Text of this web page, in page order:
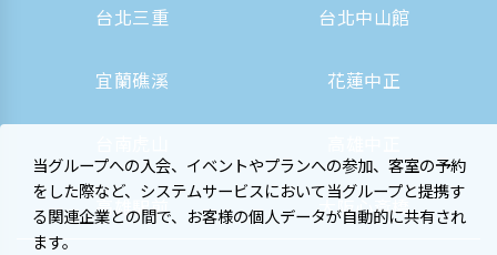
台北三重 台北中山館
宜蘭礁溪 花蓮中正
高雄駅前 大阪心斎橋
当グループへの入会、イベントやプランへの参加、客室の予約
をした際など、システムサービスにおいて当グループと提携す
る関連企業との間で、お客様の個人データが自動的に共有され
ます。